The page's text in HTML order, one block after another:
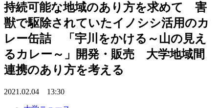
持続可能な地域のあり方を求めて 害
獣で駆除されていたイノシシ活用のカ
レー缶詰 「宇川をかける～山の見え
るカレー～」開発・販売 大学地域間
連携のあり方を考える
2021.02.04 13:30